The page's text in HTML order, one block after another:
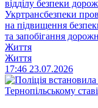
відділу безпеки
Укртрансбезпеки
на підвищення
та запобігання
Життя
Життя
17:46 23.07.2026